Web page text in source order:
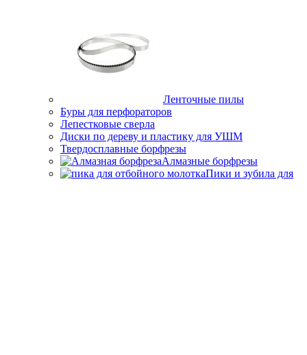
Ленточные пилы
Буры для перфораторов
Лепестковые сверла
Диски по дереву и пластику для УШМ
Твердосплавные борфрезы
Алмазные борфрезы
Пики и зубила для